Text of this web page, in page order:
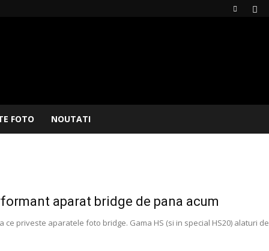
FOTO NOUTATI
aparat bridge de pana acum
priveste aparatele foto bridge. Gama HS (si in special HS20) alaturi de